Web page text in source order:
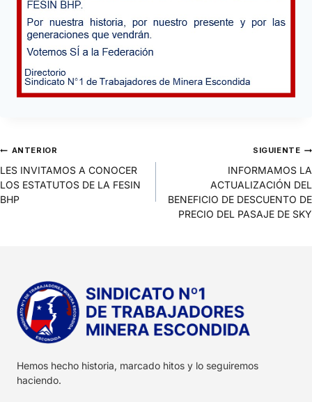
ANTERIOR
LES INVITAMOS A CONOCER
LOS ESTATUTOS DE LA FESIN
BHP
SIGUIENTE
INFORMAMOS LA
ACTUALIZACIÓN DEL
BENEFICIO DE DESCUENTO DE
PRECIO DEL PASAJE DE SKY
Hemos hecho historia, marcado hitos y lo seguiremos
haciendo.